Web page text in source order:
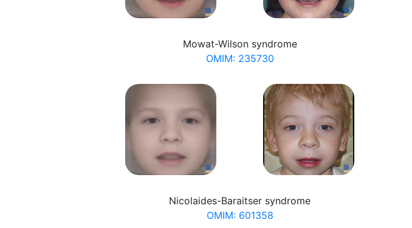
Mowat-Wilson syndrome
OMIM: 235730
Nicolaides-Baraitser syndrome
OMIM: 601358